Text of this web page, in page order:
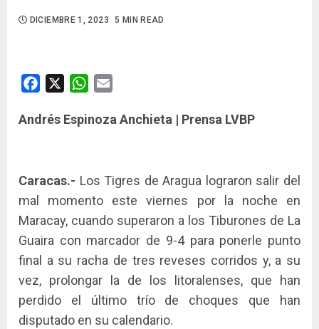
DICIEMBRE 1, 2023 5 MIN READ
Facebook WhatsApp
Andrés Espinoza Anchieta | Prensa LVBP
Caracas.- Los Tigres de Aragua lograron salir del
mal momento este viernes por la noche en
Maracay, cuando superaron a los Tiburones de La
Guaira con marcador de 9-4 para ponerle punto
final a su racha de tres reveses corridos y, a su
vez, prolongar la de los litoralenses, que han
perdido el último trío de choques que han
disputado en su calendario.